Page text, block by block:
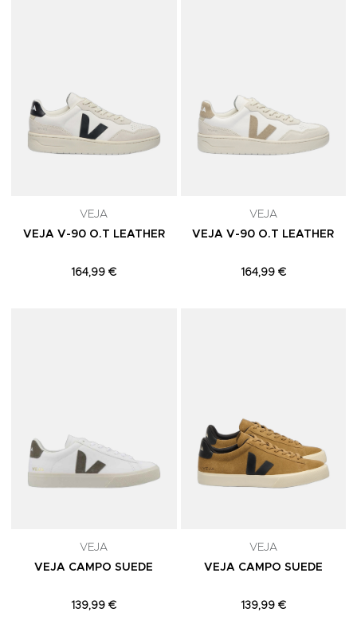
VEJA
VEJA V-90 O.T LEATHER
164,99 €
VEJA
VEJA V-90 O.T LEATHER
164,99 €
VEJA
VEJA CAMPO SUEDE
139,99 €
VEJA
VEJA CAMPO SUEDE
139,99 €